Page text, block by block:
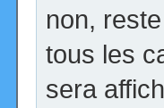
non,
tous les
sera